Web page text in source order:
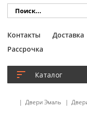
Каталог
Контакты Доставка
Рассрочка
Двери Эмаль